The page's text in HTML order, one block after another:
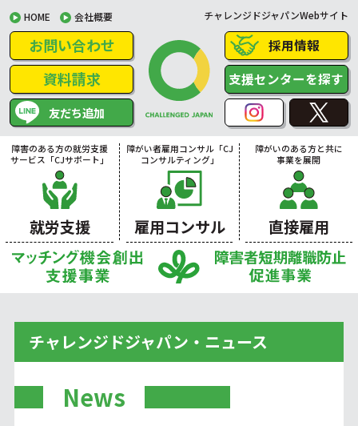
HOME 会社概要 チャレンジドジャパンWebサイト
お問い合わせ
資料請求
友だち追加
採用情報
支援センターを探す
障害のある方の就労支援
サービス「CJサポート」
就労支援
障がい者雇用コンサル「CJ
コンサルティング」
雇用コンサル
障がいのある方と共に
事業を展開
直接雇用
チャレンジドジャパン・ニュース
News